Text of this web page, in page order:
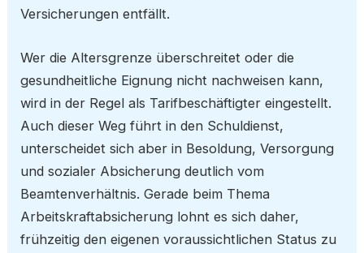
Versicherungen entfällt.
Wer die Altersgrenze überschreitet oder die
gesundheitliche Eignung nicht nachweisen kann,
wird in der Regel als Tarifbeschäftigter eingestellt.
Auch dieser Weg führt in den Schuldienst,
unterscheidet sich aber in Besoldung, Versorgung
und sozialer Absicherung deutlich vom
Beamtenverhältnis. Gerade beim Thema
Arbeitskraftabsicherung lohnt es sich daher,
frühzeitig den eigenen voraussichtlichen Status zu